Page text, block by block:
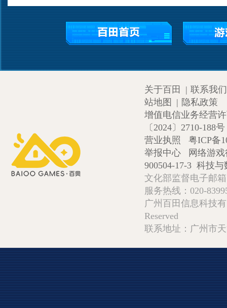
关于百田 | 联系我们
站地图
| 隐私政策
增值电信业务经营
〔2024〕2710-188号
营业执照
粤ICP备
举报中心
网络游
900504-17-3 科技与
文化部监督电子邮
服务热线：020-
广州百田信息科技
Reserved
联系地址：广州市